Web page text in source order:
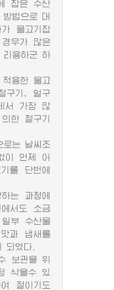
잡은 수산
법으로 대
물고기잡
우가 많은
리용하군 하
용한 물고
구기, 얼구
서 가장 많
한 절구기
는 날씨조
이 언제 어
를 단번에
는 과정에
서도 소금
부 수산물
과 냄새를
되였다.
보관을 위
삭을수 있
절이기도